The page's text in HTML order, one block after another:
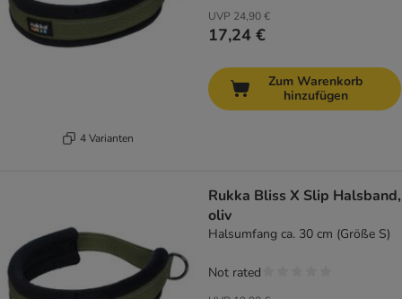
4 Varianten
UVP 24,90 €
17,24 €
Zum Warenkorb
hinzufügen
Rukka Bliss X Slip Halsband,
oliv
Halsumfang ca. 30 cm (Größe S)
Not rated